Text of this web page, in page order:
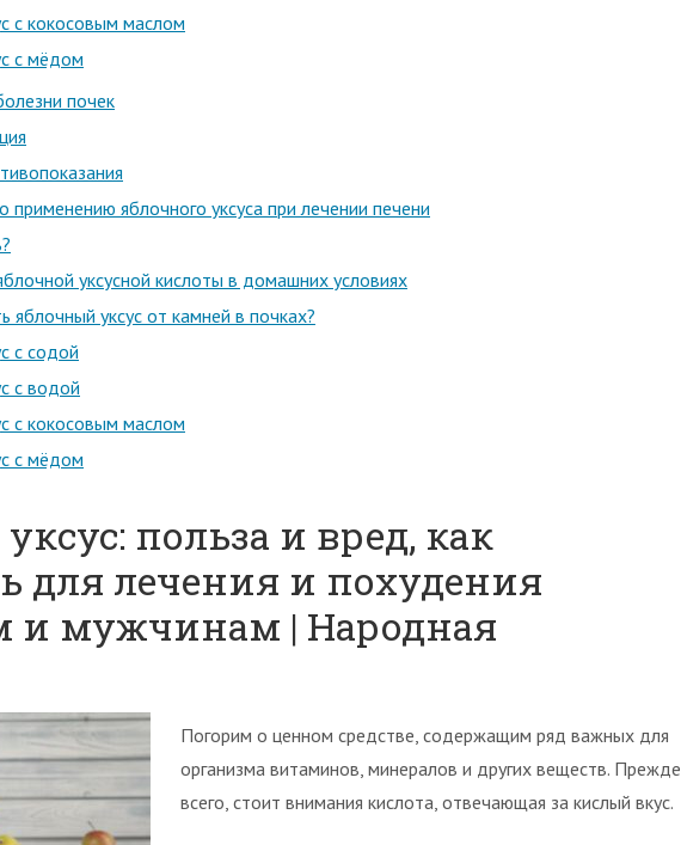
с кокосовым маслом
с мёдом
почек
применению яблочного уксуса при лечении печени
уксусной кислоты в домашних условиях
яблочный уксус от камней в почках?
с содой
с водой
с кокосовым маслом
с мёдом
польза и вред, как
для лечения и похудения
мужчинам | Народная
Погорим о ценном средстве, содержащим ряд важных для
организма витаминов, минералов и других веществ. Прежде
всего, стоит внимания кислота, отвечающая за кислый вкус.